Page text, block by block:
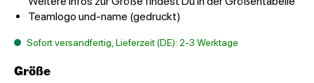
Teamlogo und-name (gedruckt)
Sofort versandfertig, Lieferzeit (DE): 2-3 Werktage
Größe